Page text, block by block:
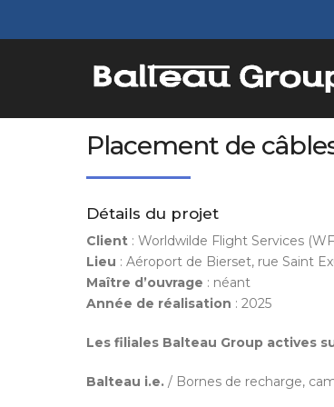
Placement de
Détails du projet
Client: Worldwilde Flight Services
Lieu : Aéroport de Bierset, rue Saint
Maître d’ouvrage : néant
Année de réalisation : 2025
Les filiales Balteau Group actives
Balteau i.e. / Bornes de recharge,